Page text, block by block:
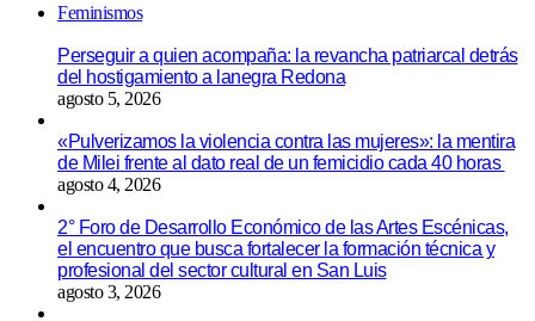
Feminismos
Perseguir a quien acompaña: la revancha patriarcal detrás
del hostigamiento a lanegra Redona
agosto 5, 2026
«Pulverizamos la violencia contra las mujeres»: la mentira
de Milei frente al dato real de un femicidio cada 40 horas
agosto 4, 2026
2° Foro de Desarrollo Económico de las Artes Escénicas,
el encuentro que busca fortalecer la formación técnica y
profesional del sector cultural en San Luis
agosto 3, 2026